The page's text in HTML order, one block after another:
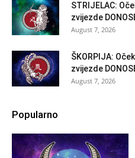
STRIJELAC:
zvijezde
August 7, 2026
ŠKORPIJA:
zvijezde
August 7, 2026
Popularno